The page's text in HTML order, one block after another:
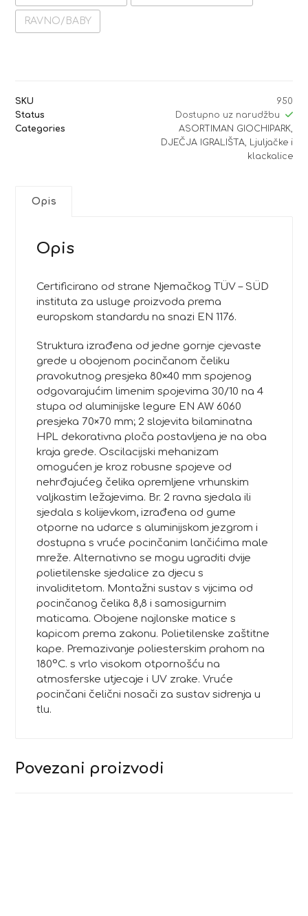
RAVNO/BABY
SKU
950
Status
Dostupno uz narudžbu
Categories
ASORTIMAN GIOCHIPARK,
DJEČJA IGRALIŠTA, Ljuljačke i
klackalice
Opis
Opis
Certificirano od strane Njemačkog TÜV – SÜD
instituta za usluge proizvoda prema
europskom standardu na snazi EN 1176.
Struktura izrađena od jedne gornje cjevaste
grede u obojenom pocinčanom čeliku
pravokutnog presjeka 80×40 mm spojenog
odgovarajućim limenim spojevima 30/10 na 4
stupa od aluminijske legure EN AW 6060
presjeka 70×70 mm; 2 slojevita bilaminatna
HPL dekorativna ploča postavljena je na oba
kraja grede. Oscilacijski mehanizam
omogućen je kroz robusne spojeve od
nehrđajućeg čelika opremljene vrhunskim
valjkastim ležajevima. Br. 2 ravna sjedala ili
sjedala s kolijevkom, izrađena od gume
otporne na udarce s aluminijskom jezgrom i
dostupna s vruće pocinčanim lančićima male
mreže. Alternativno se mogu ugraditi dvije
polietilenske sjedalice za djecu s
invaliditetom. Montažni sustav s vijcima od
pocinčanog čelika 8,8 i samosigurnim
maticama. Obojene najlonske matice s
kapicom prema zakonu. Polietilenske zaštitne
kape. Premazivanje poliesterskim prahom na
180°C. s vrlo visokom otpornošću na
atmosferske utjecaje i UV zrake. Vruće
pocinčani čelični nosači za sustav sidrenja u
tlu.
Povezani proizvodi